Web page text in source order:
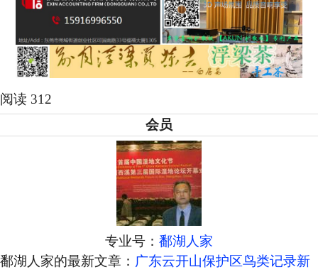
阅读 312
会员
专业号： 鄱湖人家
鄱湖人家的最新文章： 广东云开山保护区鸟类记录新